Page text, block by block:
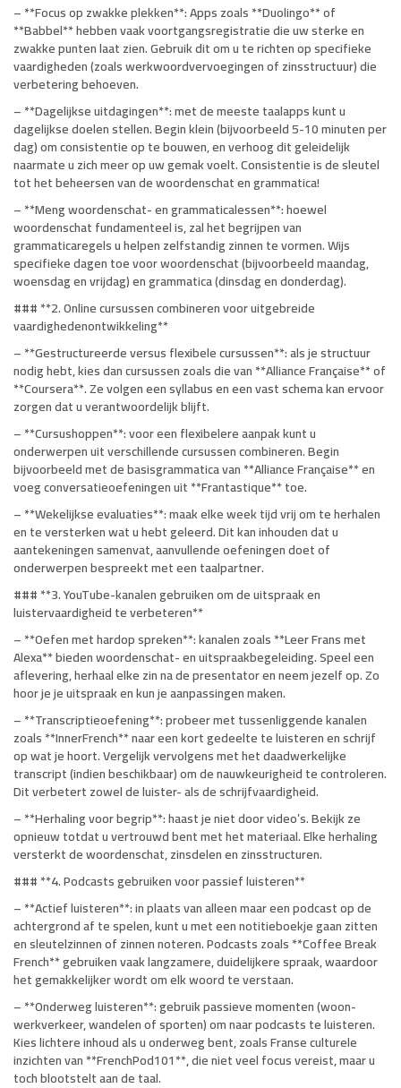
– **Focus op zwakke plekken**: Apps zoals **Duolingo** of
**Babbel** hebben vaak voortgangsregistratie die uw sterke en
zwakke punten laat zien. Gebruik dit om u te richten op specifieke
vaardigheden (zoals werkwoordvervoegingen of zinsstructuur) die
verbetering behoeven.
– **Dagelijkse uitdagingen**: met de meeste taalapps kunt u
dagelijkse doelen stellen. Begin klein (bijvoorbeeld 5-10 minuten per
dag) om consistentie op te bouwen, en verhoog dit geleidelijk
naarmate u zich meer op uw gemak voelt. Consistentie is de sleutel
tot het beheersen van de woordenschat en grammatica!
– **Meng woordenschat- en grammaticalessen**: hoewel
woordenschat fundamenteel is, zal het begrijpen van
grammaticaregels u helpen zelfstandig zinnen te vormen. Wijs
specifieke dagen toe voor woordenschat (bijvoorbeeld maandag,
woensdag en vrijdag) en grammatica (dinsdag en donderdag).
### **2. Online cursussen combineren voor uitgebreide
vaardighedenontwikkeling**
– **Gestructureerde versus flexibele cursussen**: als je structuur
nodig hebt, kies dan cursussen zoals die van **Alliance Française** of
**Coursera**. Ze volgen een syllabus en een vast schema kan ervoor
zorgen dat u verantwoordelijk blijft.
– **Cursushoppen**: voor een flexibelere aanpak kunt u
onderwerpen uit verschillende cursussen combineren. Begin
bijvoorbeeld met de basisgrammatica van **Alliance Française** en
voeg conversatieoefeningen uit **Frantastique** toe.
– **Wekelijkse evaluaties**: maak elke week tijd vrij om te herhalen
en te versterken wat u hebt geleerd. Dit kan inhouden dat u
aantekeningen samenvat, aanvullende oefeningen doet of
onderwerpen bespreekt met een taalpartner.
### **3. YouTube-kanalen gebruiken om de uitspraak en
luistervaardigheid te verbeteren**
– **Oefen met hardop spreken**: kanalen zoals **Leer Frans met
Alexa** bieden woordenschat- en uitspraakbegeleiding. Speel een
aflevering, herhaal elke zin na de presentator en neem jezelf op. Zo
hoor je je uitspraak en kun je aanpassingen maken.
– **Transcriptieoefening**: probeer met tussenliggende kanalen
zoals **InnerFrench** naar een kort gedeelte te luisteren en schrijf
op wat je hoort. Vergelijk vervolgens met het daadwerkelijke
transcript (indien beschikbaar) om de nauwkeurigheid te controleren.
Dit verbetert zowel de luister- als de schrijfvaardigheid.
– **Herhaling voor begrip**: haast je niet door video’s. Bekijk ze
opnieuw totdat u vertrouwd bent met het materiaal. Elke herhaling
versterkt de woordenschat, zinsdelen en zinsstructuren.
### **4. Podcasts gebruiken voor passief luisteren**
– **Actief luisteren**: in plaats van alleen maar een podcast op de
achtergrond af te spelen, kunt u met een notitieboekje gaan zitten
en sleutelzinnen of zinnen noteren. Podcasts zoals **Coffee Break
French** gebruiken vaak langzamere, duidelijkere spraak, waardoor
het gemakkelijker wordt om elk woord te verstaan.
– **Onderweg luisteren**: gebruik passieve momenten (woon-
werkverkeer, wandelen of sporten) om naar podcasts te luisteren.
Kies lichtere inhoud als u onderweg bent, zoals Franse culturele
inzichten van **FrenchPod101**, die niet veel focus vereist, maar u
toch blootstelt aan de taal.